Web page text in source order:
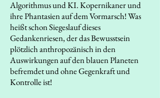
Algorithmus und KI. Kopernikaner und
ihre Phantasien auf dem Vormarsch! Was
heißt schon Siegeslauf dieses
Gedankenriesen, der das Bewusstsein
plötzlich anthropozänisch in den
Auswirkungen auf den blauen Planeten
befremdet und ohne Gegenkraft und
Kontrolle ist!